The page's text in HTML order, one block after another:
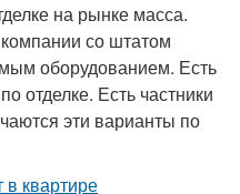
на рынке масса.
со штатом
оборудованием. Есть
отделке. Есть частники
эти варианты по